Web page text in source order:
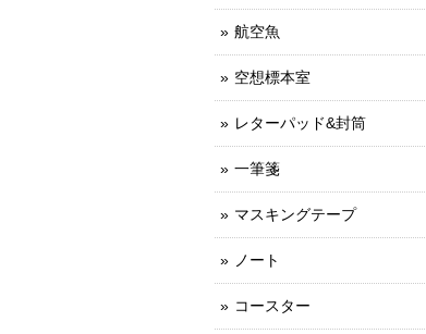
航空魚
空想標本室
レターパッド&封筒
一筆箋
マスキングテープ
ノート
コースター